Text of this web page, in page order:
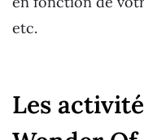
etc.
Les